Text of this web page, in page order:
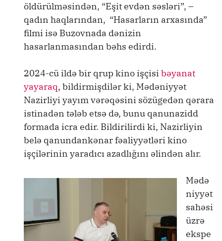
öldürülməsindən, “Eşit evdən səsləri”, –
qadın haqlarından, “Hasarların arxasında”
filmi isə Buzovnada dənizin
hasarlanmasından bəhs edirdi.
2024-cü ildə bir qrup kino işçisi bəyanat
yayaraq, bildirmişdilər ki, Mədəniyyət
Nazirliyi yayım vərəqəsini sözügedən qərara
istinadən tələb etsə də, bunu qanunazidd
formada icra edir. Bildirilirdi ki, Nazirliyin
belə qanundankənar fəaliyyətləri kino
işçilərinin yaradıcı azadlığını əlindən alır.
Mədə
niyyət
sahəsi
üzrə
ekspe